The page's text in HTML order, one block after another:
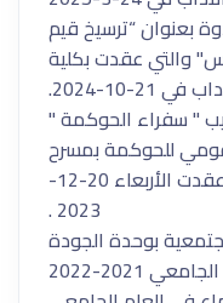
بعنوان “ترسيخ قيم
والتي عقدت بكلية
في 21-10-2024.
" سفراء الحوكمة "
للحوكمة بمسرح
جامعة بورسعيد والذي عقدت الأربعاء 20-12-
2023 .
بوحدة الجودة
2021-2022